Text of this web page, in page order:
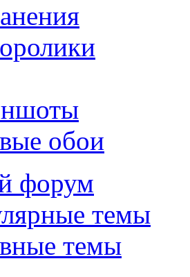
обои
форум
темы
темы